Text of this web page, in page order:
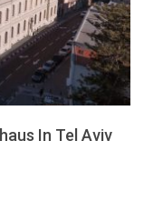
In Tel Aviv